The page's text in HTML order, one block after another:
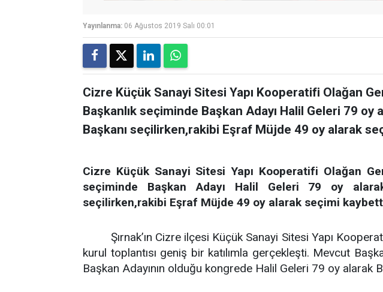
Yayınlanma: 06 Ağustos 2019 Salı 00:01
Cizre Küçük Sanayi Sitesi Yapı Kooperatifi Olağan
Başkanlık seçiminde Başkan Adayı Halil Geleri 79
Başkanı seçilirken,rakibi Eşraf Müjde 49 oy alarak
Cizre Küçük Sanayi Sitesi Yapı Kooperatifi Olağan
seçiminde Başkan Adayı Halil Geleri 79 oy
seçilirken,rakibi Eşraf Müjde 49 oy alarak seçimi
Şırnak’ın Cizre ilçesi Küçük Sanayi Sitesi Yapı
kurul toplantısı geniş bir katılımla gerçekleşti. Mevcut
Başkan Adayının olduğu kongrede Halil Geleri 79 oy alarak